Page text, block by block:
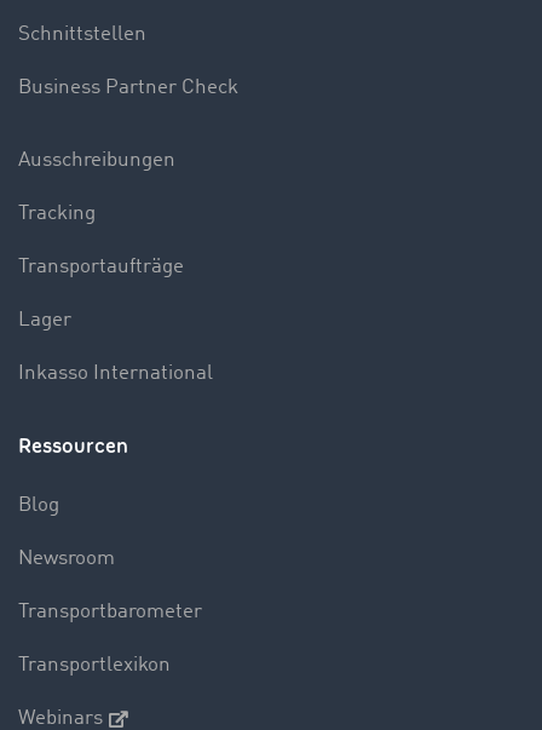
Schnittstellen
Business Partner Check
Ausschreibungen
Tracking
Transportaufträge
Lager
Inkasso International
Ressourcen
Blog
Newsroom
Transportbarometer
Transportlexikon
Webinars